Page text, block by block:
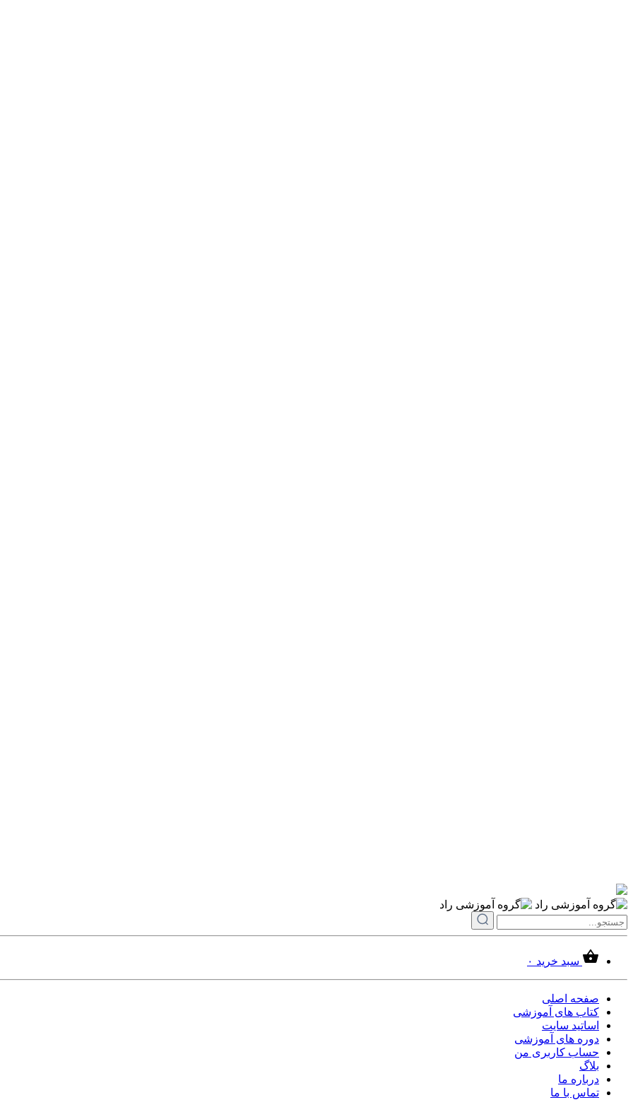
سبد خرید ۰
صفحه اصلی
کتاب های آموزشی
اساتید سایت
دوره های آموزشی
حساب کاربری من
بلاگ
درباره ما
تماس با ما